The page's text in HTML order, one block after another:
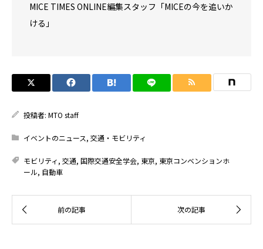
MICE TIMES ONLINE編集スタッフ「MICEの今を追いか
ける」
投稿者: MTO staff
イベントのニュース, 交通・モビリティ
モビリティ, 交通, 国際交通安全学会, 東京, 東京コンベンションホ
ール, 自動車